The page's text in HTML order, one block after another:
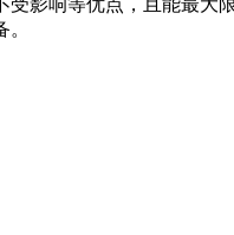
影响等优点，且能最